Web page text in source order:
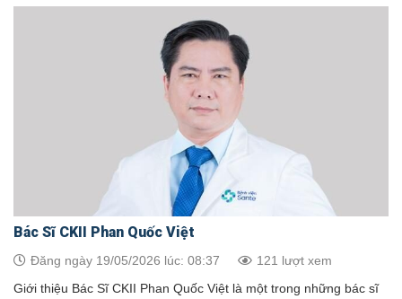
Bác Sĩ CKII Phan Quốc Việt
Đăng ngày 19/05/2026 lúc: 08:37 121 lượt xem
Giới thiệu Bác Sĩ CKII Phan Quốc Việt là một trong những bác sĩ